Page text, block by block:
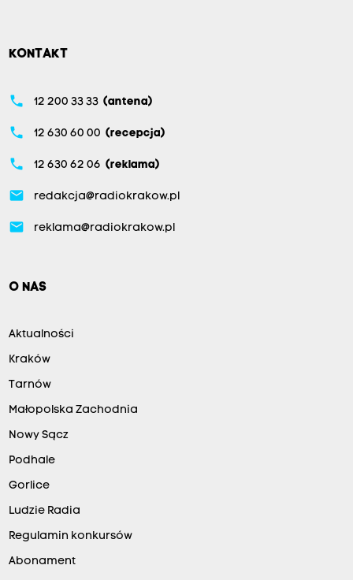
KONTAKT
phone 12 200 33 33 (antena)
phone 12 630 60 00 (recepcja)
phone 12 630 62 06 (reklama)
email redakcja@radiokrakow.pl
email reklama@radiokrakow.pl
O NAS
Aktualności
Kraków
Tarnów
Małopolska Zachodnia
Nowy Sącz
Podhale
Gorlice
Ludzie Radia
Regulamin konkursów
Abonament